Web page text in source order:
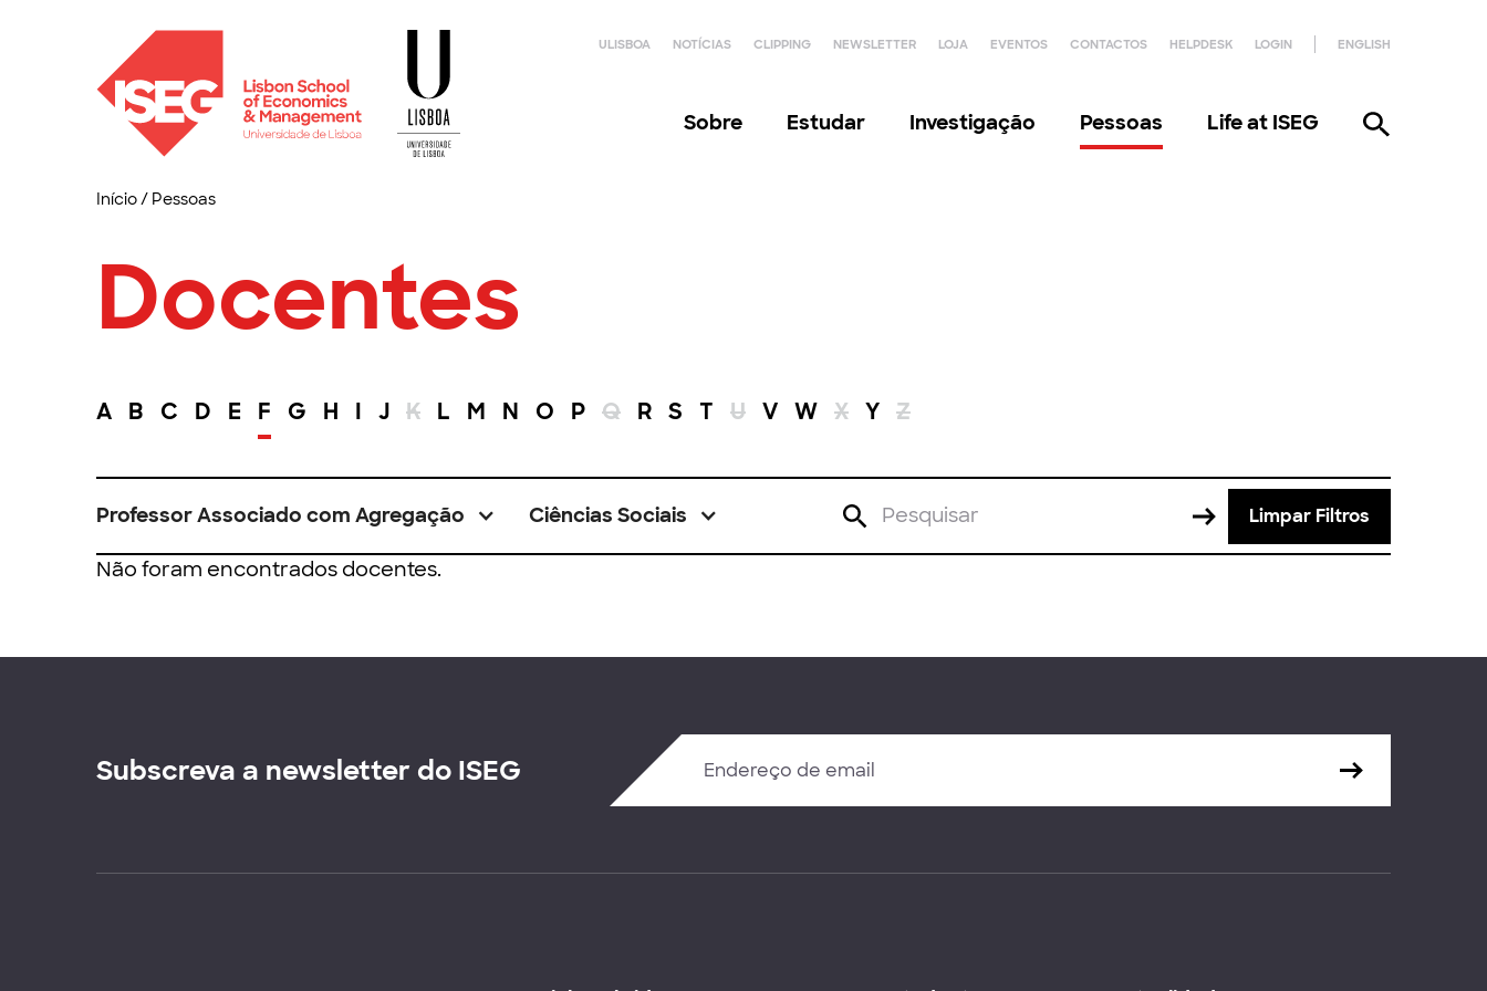
ULISBOA NOTÍCIAS CLIPPING NEWSLETTER LOJA EVENTOS CONTACTOS HELPDESK LOGIN ENGLISH
Sobre Estudar Investigação Pessoas Life at ISEG
Início/ Pessoas
Docentes
A B C D E F G H I J K L M N O P Q R S T U V W X Y Z
Professor Associado com Agregação Ciências Sociais Limpar Filtros
Não foram encontrados docentes.
Subscreva a newsletter do ISEG